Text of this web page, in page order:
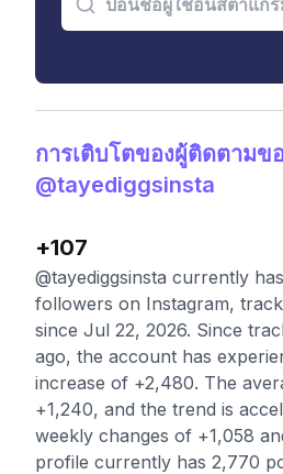
การเติบโตของผู้ติดตามข
@tayediggsinsta
+107
@tayediggsinsta currently
followers on Instagram,
since Jul 22, 2026. Since
ago, the account has
increase of +2,480. The
+1,240, and the trend is
weekly changes of +1,058
profile currently has 2,770